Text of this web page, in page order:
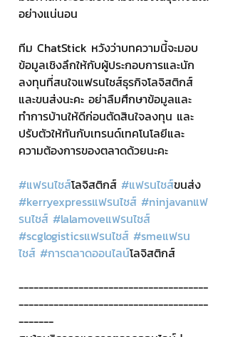
อย่างแน่นอน
ทีม ChatStick หวังว่าบทความนี้จะมอบ
ข้อมูลเชิงลึกให้กับผู้ประกอบการและนัก
ลงทุนที่สนใจแฟรนไชส์ธุรกิจโลจิสติกส์
และขนส่งนะคะ อย่าลืมศึกษาข้อมูลและ
ทำการบ้านให้ดีก่อนตัดสินใจลงทุน และ
ปรับตัวให้ทันกับเทรนด์เทคโนโลยีและ
ความต้องการของตลาดด้วยนะคะ
#แฟรนไชส์โลจิสติกส์ #แฟรนไชส์ขนส่ง
#kerryexpressแฟรนไชส #ninjavanแฟ
รนไชส #lalamoveแฟรนไชส
#scglogisticsแฟรนไชส #smeแฟรน
ไชส #การตลาดออนไลน์โลจิสติกส์
--------------------------------------
--------------------------------------
-------